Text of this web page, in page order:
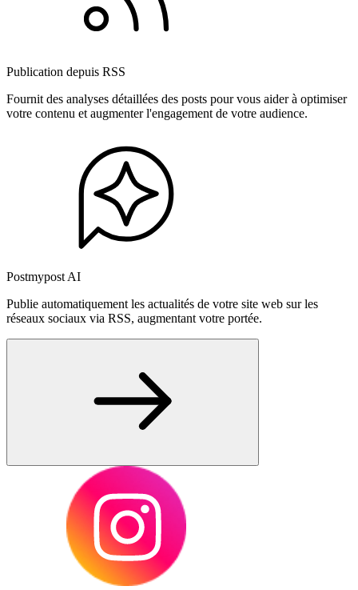
Publication depuis RSS
Fournit des analyses détaillées des posts pour vous aider à optimiser
votre contenu et augmenter l'engagement de votre audience.
Postmypost AI
Publie automatiquement les actualités de votre site web sur les
réseaux sociaux via RSS, augmentant votre portée.